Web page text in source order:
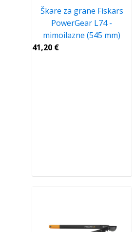
Škare za grane Fiskars
PowerGear L74 -
mimoilazne (545 mm)
41,20 €